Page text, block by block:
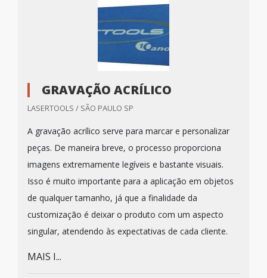
GRAVAÇÃO ACRÍLICO
LASERTOOLS / SÃO PAULO SP
A gravação acrílico serve para marcar e personalizar
peças. De maneira breve, o processo proporciona
imagens extremamente legíveis e bastante visuais.
Isso é muito importante para a aplicação em objetos
de qualquer tamanho, já que a finalidade da
customização é deixar o produto com um aspecto
singular, atendendo às expectativas de cada cliente.
MAIS I...